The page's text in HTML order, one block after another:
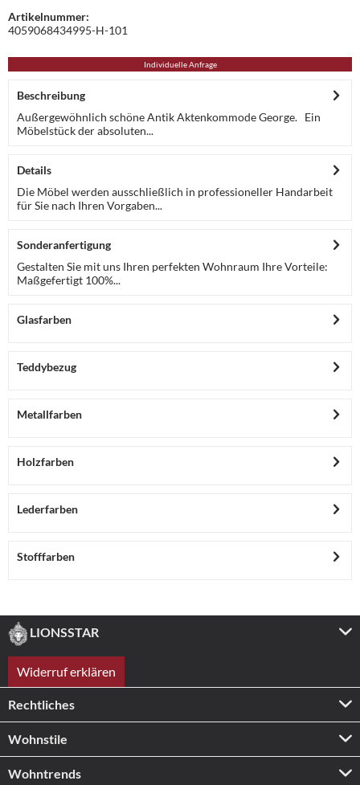
Artikelnummer:
4059068434995-H-101
Individuelle Anfrage
Beschreibung
Außergewöhnlich schöne Antik Aktenkommode George. Ein
Möbelstück der absoluten...
Details
Die Möbel werden ausschließlich in professioneller Handarbeit
für Sie nach Ihren Vorgaben...
Sonderanfertigung
Gestalten Sie mit uns Ihren perfekten Wohnraum Ihre Vorteile:
Maßgefertigt 100%...
Glasfarben
Teddybezug
Metallfarben
Holzfarben
Lederfarben
Stofffarben
LIONSSTAR
Widerruf erklären
Rechtliches
Wohnstile
Wohntrends